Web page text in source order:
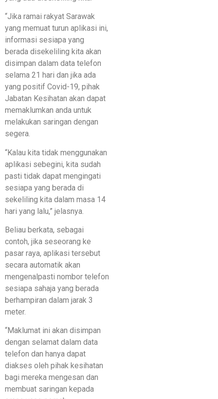
“Jika ramai rakyat Sarawak
yang memuat turun aplikasi ini,
informasi sesiapa yang
berada disekeliling kita akan
disimpan dalam data telefon
selama 21 hari dan jika ada
yang positif Covid-19, pihak
Jabatan Kesihatan akan dapat
memaklumkan anda untuk
melakukan saringan dengan
segera.
“Kalau kita tidak menggunakan
aplikasi sebegini, kita sudah
pasti tidak dapat mengingati
sesiapa yang berada di
sekeliling kita dalam masa 14
hari yang lalu,” jelasnya.
Beliau berkata, sebagai
contoh, jika seseorang ke
pasar raya, aplikasi tersebut
secara automatik akan
mengenalpasti nombor telefon
sesiapa sahaja yang berada
berhampiran dalam jarak 3
meter.
“Maklumat ini akan disimpan
dengan selamat dalam data
telefon dan hanya dapat
diakses oleh pihak kesihatan
bagi mereka mengesan dan
membuat saringan kepada